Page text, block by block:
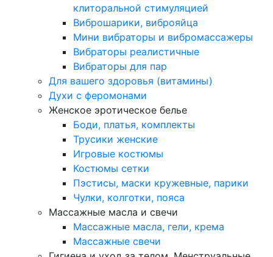
клиторальной стимуляцией
Виброшарики, виброяйца
Мини вибраторы и вибромассажеры
Вибраторы реалистичные
Вибраторы для пар
Для вашего здоровья (витамины)
Духи с феромонами
Женское эротическое белье
Боди, платья, комплекты
Трусики женские
Игровые костюмы
Костюмы сетки
Пэстисы, маски кружевные, парики
Чулки, колготки, пояса
Массажные масла и свечи
Массажные масла, гели, крема
Массажные свечи